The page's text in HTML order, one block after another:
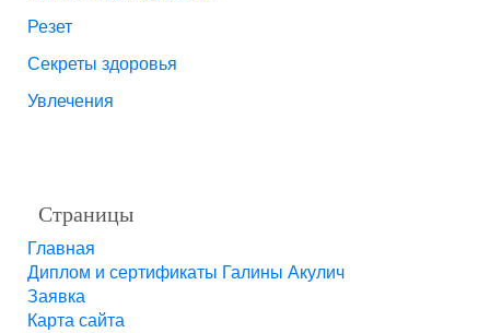
Резет
Секреты здоровья
Увлечения
Страницы
Главная
Диплом и сертификаты Галины Акулич
Заявка
Карта сайта